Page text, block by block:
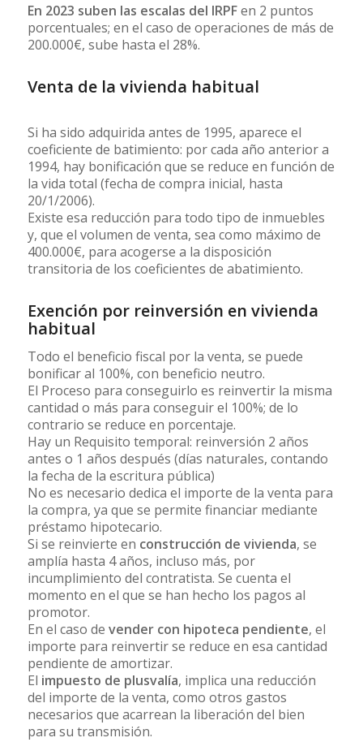
En 2023 suben las escalas del IRPFen 2 puntos
porcentuales; en el caso de operaciones de más de
200.000€, sube hasta el 28%.
Venta de la vivienda habitual
Si ha sido adquirida antes de 1995, aparece el
coeficiente de batimiento: por cada año anterior a
1994, hay bonificación que se reduce en función de
la vida total (fecha de compra inicial, hasta
20/1/2006).
Existe esa reducción para todo tipo de inmuebles
y, que el volumen de venta, sea como máximo de
400.000€, para acogerse a la disposición
transitoria de los coeficientes de abatimiento.
Exención por reinversión en vivienda
habitual
Todo el beneficio fiscal por la venta, se puede
bonificar al 100%, con beneficio neutro.
El Proceso para conseguirlo es reinvertir la misma
cantidad o más para conseguir el 100%; de lo
contrario se reduce en porcentaje.
Hay un Requisito temporal: reinversión 2 años
antes o 1 años después (días naturales, contando
la fecha de la escritura pública)
No es necesario dedica el importe de la venta para
la compra, ya que se permite financiar mediante
préstamo hipotecario.
Si se reinvierte en construcción de vivienda, se
amplía hasta 4 años, incluso más, por
incumplimiento del contratista. Se cuenta el
momento en el que se han hecho los pagos al
promotor.
En el caso de vender con hipoteca pendiente, el
importe para reinvertir se reduce en esa cantidad
pendiente de amortizar.
El impuesto de plusvalía, implica una reducción
del importe de la venta, como otros gastos
necesarios que acarrean la liberación del bien
para su transmisión.